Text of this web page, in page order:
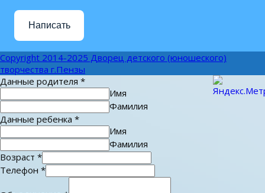
Написать
Copyright 2014-2025 Дворец детского (юношеского)
творчества г.Пензы
Данные родителя *
Имя
Фамилия
Данные ребенка *
Имя
Фамилия
Возраст *
Телефон *